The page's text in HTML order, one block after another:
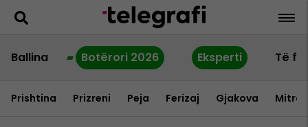
Ballina Botërori 2026 Eksperti Të
Prishtina Prizreni Peja Ferizaj Gjakova